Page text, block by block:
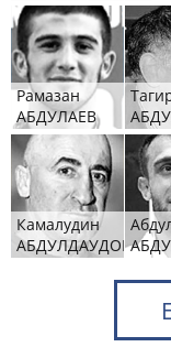
Рамазан
АБДУЛАЕВ
Камалудин
АБДУЛДАУДОВ